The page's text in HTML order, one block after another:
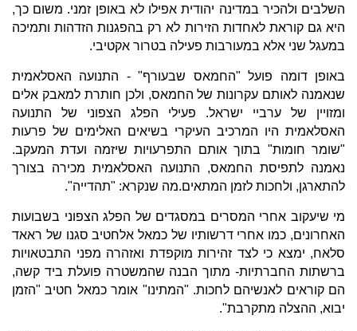
השלבים ולהכיר במדינה יהודית אפילו לא באופן זמני. משום כך,
היא גם קוראת לאחדות הזירות לא רק בהפגנות הזדהות ותמיכה
במעגל שני אלא במעורבות פעילה בטרור אקטיבי.
באופן דומה פועל "החמאס שבעורף" - התנועה האסלאמית
שנאמנה לאותם עקרונות של החמאס, ולכן חותרת למאבק אלים
ומזויין של ערביי ישראל. פעילי הפלג הצפוני של התנועה
האסלאמית היו המרכיב העיקרי בשיאים האלימים של פרעות
"שומר חומות" בתוך אותם התפרעויות שיזמה ועדת המעקב.
נאמנה לתפיסת החמאס, התנועה האסלאמית מכירה בצורך
להתארגן, ולחכות לזמן המתאים.מה שנקרא: "תהדייה".
מי שיעקוב אחרי המסרים במסגדים של הפלג הצפוני בשבועות
האחרונים, כמו אחרי דרשותיו של כמאל אלחטיב סגנו של ראאד
סלאח, ימצא כי לצד זהירות מוקפדת ואזהרה מפני התבטאויות
ברשתות החברתיות- מתוך הבנה שהמשטרה פועלת ביד קשה,
הם קוראים לאנשיהם לחכות. "המתינו" אומר כמאל חטיב "הזמן
יבוא, ההצלה מתקרבת".